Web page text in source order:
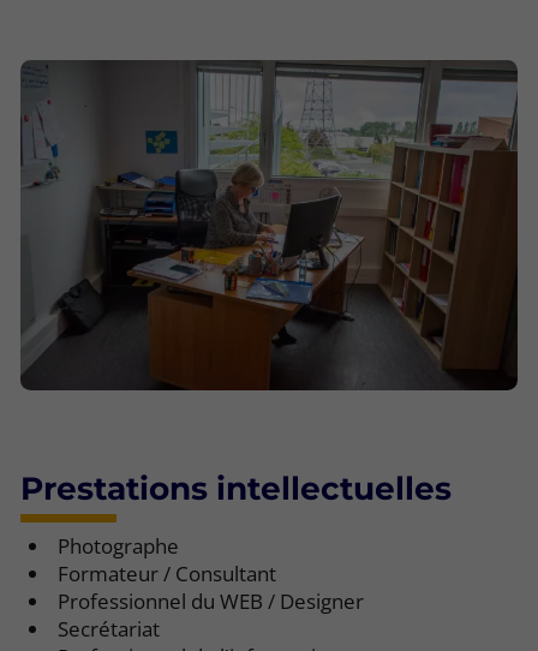
Prestations intellectuelles
Photographe
Formateur / Consultant
Professionnel du WEB / Designer
Secrétariat